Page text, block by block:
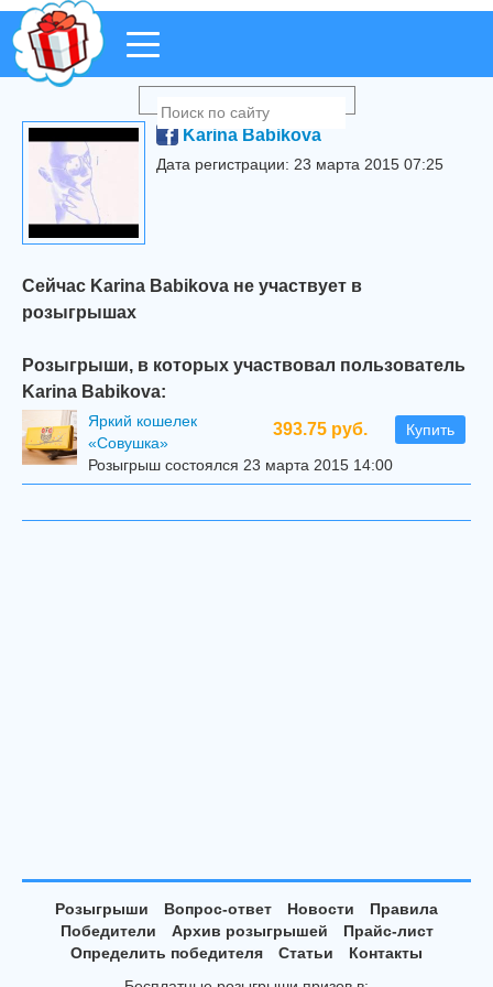
Karina Babikova
Дата регистрации: 23 марта 2015 07:25
Сейчас Karina Babikova не участвует в
розыгрышах
Розыгрыши, в которых участвовал пользователь
Karina Babikova:
393.75 руб. Купить
Яркий кошелек
«Совушка»
Розыгрыш состоялся 23 марта 2015 14:00
Розыгрыши Вопрос-ответ Новости
Правила
Победители
Архив розыгрышей
Прайс-лист
Определить победителя
Статьи
Контакты